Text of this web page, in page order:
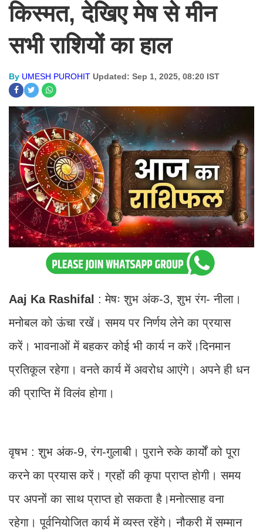
किस्मत, देखिए मेष से मीन
सभी राशियों का हाल
By UMESH PUROHIT Updated: Sep 1, 2025, 08:20 IST
Aaj Ka Rashifal : मेषः शुभ अंक-3, शुभ रंग- नीला।
मनोबल को ऊंचा रखें। समय पर निर्णय लेने का प्रयास
करें। भावनाओं में बहकर कोई भी कार्य न करें।दिनमान
प्रतिकूल रहेगा। वनते कार्य में अवरोध आएंगे। अपने ही धन
की प्राप्ति में विलंव होगा।
वृषभ : शुभ अंक-9, रंग-गुलाबी। पुराने रुके कार्यों को पूरा
करने का प्रयास करें। ग्रहों की कृपा प्राप्त होगी। समय
पर अपनों का साथ प्राप्त हो सकता है।मनोत्साह वना
रहेगा। पूर्वनियोजित कार्य में व्यस्त रहेंगे। नौकरी में सम्मान